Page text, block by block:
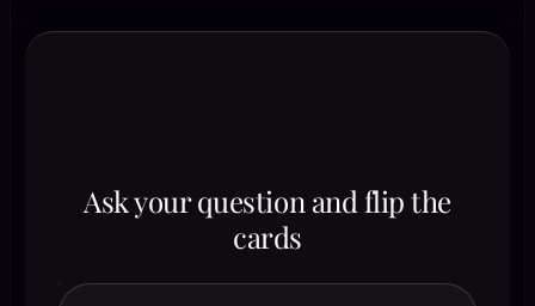
Ask your question and flip the
cards